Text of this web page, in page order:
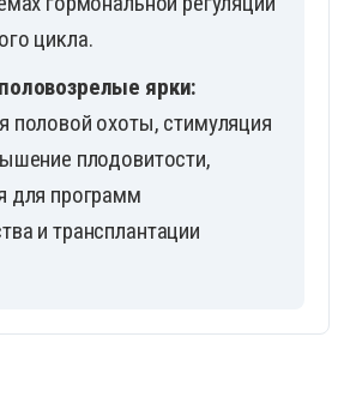
цикла.
ярки:
половой охоты, стимуляция
плодовитости,
для программ
и трансплантации